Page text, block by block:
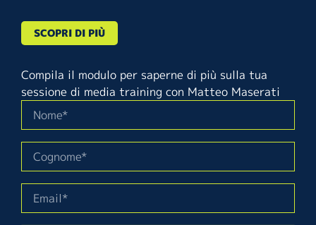
SCOPRI DI PIÙ
Compila il modulo per saperne di più sulla tua
sessione di media training con Matteo Maserati